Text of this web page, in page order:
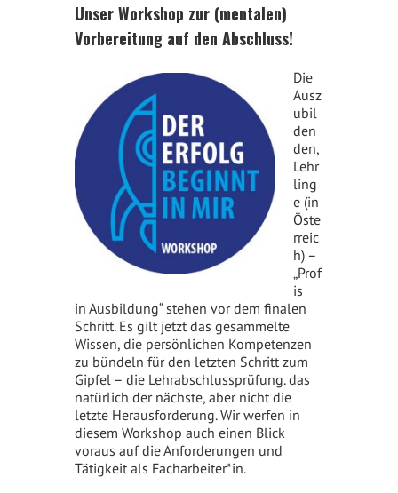
Unser Workshop zur (mentalen)
Vorbereitung auf den Abschluss!
Die
Ausz
ubil
den
den,
Lehr
ling
e (in
Öste
rreic
h) –
„Prof
is
in Ausbildung“ stehen vor dem finalen
Schritt. Es gilt jetzt das gesammelte
Wissen, die persönlichen Kompetenzen
zu bündeln für den letzten Schritt zum
Gipfel – die Lehrabschlussprüfung. das
natürlich der nächste, aber nicht die
letzte Herausforderung. Wir werfen in
diesem Workshop auch einen Blick
voraus auf die Anforderungen und
Tätigkeit als Facharbeiter*in.